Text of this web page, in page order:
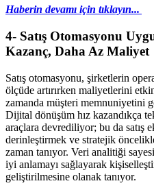
Haberin devamı için tıklayın...
4- Satış Otomasyonu
Kazanç, Daha Az Maliyet
Satış otomasyonu, şirketlerin
ölçüde artırırken maliyetlerini
zamanda müşteri memnuniyetini
Dijital dönüşüm hız kazandıkça
araçlara devrediliyor; bu da satış
derinleştirmek ve stratejik
zaman tanıyor. Veri analitiği
iyi anlamayı sağlayarak
geliştirilmesine olanak tanıyor.